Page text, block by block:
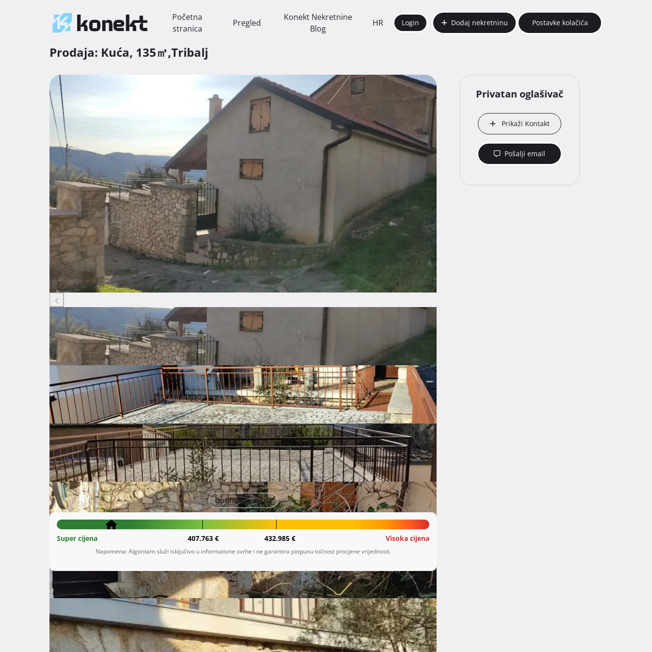
Početna
stranica
Pregled
Konekt Nekretnine
Blog
HR Login Dodaj nekretninu Postavke kolačića
Prodaja: Kuća, 135㎡,Tribalj
Šifra oglasa: 12895712
Tribalj
Primorsko-goranska županija
199.000 €
Optimalna cijena
Super cijena 407.763 € 432.985 € Visoka cijena
Napomena: Algoritam služi isključivo u informativne svrhe i ne garantira potpunu točnost procjene vrijednosti.
Opis
Autohtona kuća u zaledju Crikvenice, renovirana u tradicionalnom stilu sa djelomičnim pogledom na
more.
Kuća se nalazi u Malim Bašunjama, idiličnom mirnom zaseoku, 6 km zračne udaljenosti od Crikvenice i
mora, 2 km zračne udaljenosti od Tribaljskog jezera, okruženo šumom. Ukupne stambene površine 135
Privatan oglašivač
Prikaži Kontakt
Pošalji email